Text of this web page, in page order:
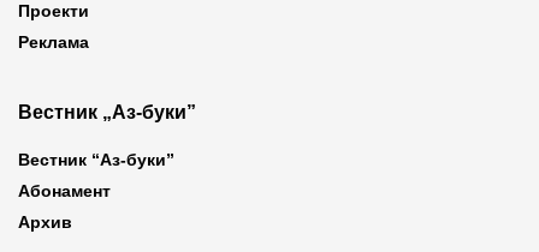
Проекти
Реклама
Вестник „Аз-буки”
Вестник “Аз-буки”
Абонамент
Архив